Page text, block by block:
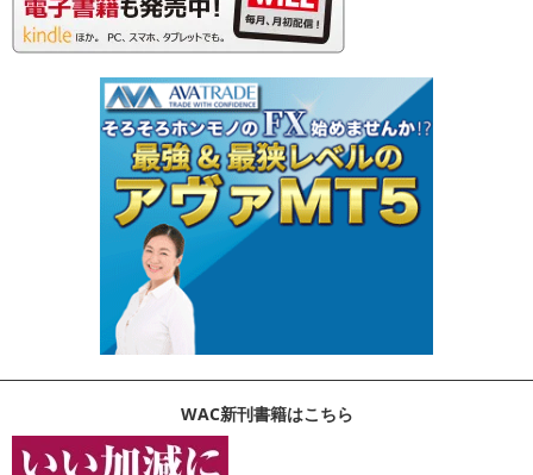
WAC新刊書籍はこちら